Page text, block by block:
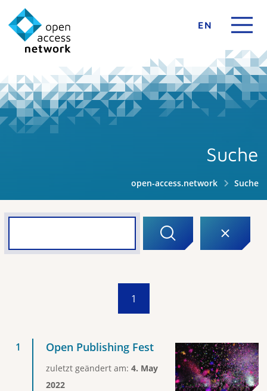
EN
Suche
open-access.network Suche
1
Open Publishing Fest
zuletzt geändert am: 4. May
2022